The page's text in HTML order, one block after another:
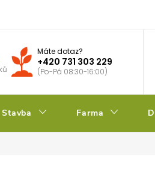
Máte dotaz?
+420 731 303 229
(Po-Pá 08:30-16:00)
Stavba Farma